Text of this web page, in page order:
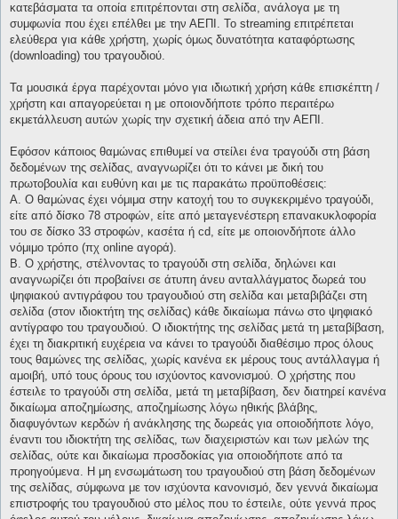
κατεβάσματα τα οποία επιτρέπονται στη σελίδα, ανάλογα με τη
συμφωνία που έχει επέλθει με την ΑΕΠΙ. Το streaming επιτρέπεται
ελεύθερα για κάθε χρήστη, χωρίς όμως δυνατότητα καταφόρτωσης
(downloading) του τραγουδιού.
Τα μουσικά έργα παρέχονται μόνο για ιδιωτική χρήση κάθε επισκέπτη /
χρήστη και απαγορεύεται η με οποιονδήποτε τρόπο περαιτέρω
εκμετάλλευση αυτών χωρίς την σχετική άδεια από την ΑΕΠΙ.
Εφόσον κάποιος θαμώνας επιθυμεί να στείλει ένα τραγούδι στη βάση
δεδομένων της σελίδας, αναγνωρίζει ότι το κάνει με δική του
πρωτοβουλία και ευθύνη και με τις παρακάτω προϋποθέσεις:
Α. Ο θαμώνας έχει νόμιμα στην κατοχή του το συγκεκριμένο τραγούδι,
είτε από δίσκο 78 στροφών, είτε από μεταγενέστερη επανακυκλοφορία
του σε δίσκο 33 στροφών, κασέτα ή cd, είτε με οποιονδήποτε άλλο
νόμιμο τρόπο (πχ online αγορά).
Β. Ο χρήστης, στέλνοντας το τραγούδι στη σελίδα, δηλώνει και
αναγνωρίζει ότι προβαίνει σε άτυπη άνευ ανταλλάγματος δωρεά του
ψηφιακού αντιγράφου του τραγουδιού στη σελίδα και μεταβιβάζει στη
σελίδα (στον ιδιοκτήτη της σελίδας) κάθε δικαίωμα πάνω στο ψηφιακό
αντίγραφο του τραγουδιού. Ο ιδιοκτήτης της σελίδας μετά τη μεταβίβαση,
έχει τη διακριτική ευχέρεια να κάνει το τραγούδι διαθέσιμο προς όλους
τους θαμώνες της σελίδας, χωρίς κανένα εκ μέρους τους αντάλλαγμα ή
αμοιβή, υπό τους όρους του ισχύοντος κανονισμού. Ο χρήστης που
έστειλε το τραγούδι στη σελίδα, μετά τη μεταβίβαση, δεν διατηρεί κανένα
δικαίωμα αποζημίωσης, αποζημίωσης λόγω ηθικής βλάβης,
διαφυγόντων κερδών ή ανάκλησης της δωρεάς για οποιοδήποτε λόγο,
έναντι του ιδιοκτήτη της σελίδας, των διαχειριστών και των μελών της
σελίδας, ούτε και δικαίωμα προσδοκίας για οποιοδήποτε από τα
προηγούμενα. Η μη ενσωμάτωση του τραγουδιού στη βάση δεδομένων
της σελίδας, σύμφωνα με τον ισχύοντα κανονισμό, δεν γεννά δικαίωμα
επιστροφής του τραγουδιού στο μέλος που το έστειλε, ούτε γεννά προς